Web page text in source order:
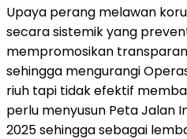
Upaya perang melawan
secara sistemik yang
mempromosikan
sehingga mengurangi
riuh tapi tidak efektif
perlu menyusun Peta Jalan
2025 sehingga sebagai